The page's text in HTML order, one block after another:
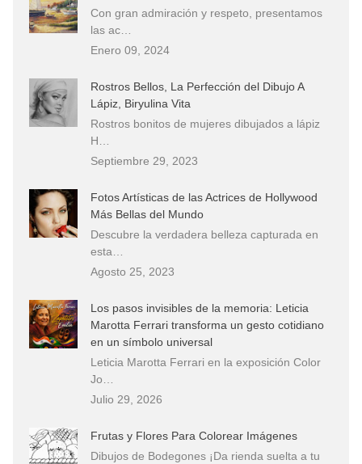
Con gran admiración y respeto, presentamos
las ac…
Enero 09, 2024
Rostros Bellos, La Perfección del Dibujo A
Lápiz, Biryulina Vita
Rostros bonitos de mujeres dibujados a lápiz
H…
Septiembre 29, 2023
Fotos Artísticas de las Actrices de Hollywood
Más Bellas del Mundo
Descubre la verdadera belleza capturada en
esta…
Agosto 25, 2023
Los pasos invisibles de la memoria: Leticia
Marotta Ferrari transforma un gesto cotidiano
en un símbolo universal
Leticia Marotta Ferrari en la exposición Color
Jo…
Julio 29, 2026
Frutas y Flores Para Colorear Imágenes
Dibujos de Bodegones ¡Da rienda suelta a tu